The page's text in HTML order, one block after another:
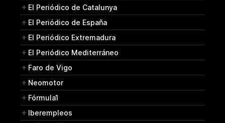
El Periódico de Catalunya
El Periódico de España
El Periódico Extremadura
El Periódico Mediterráneo
Faro de Vigo
Neomotor
Fórmula1
Iberempleos